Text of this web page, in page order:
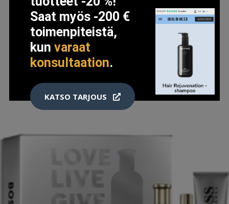
Saat myös -200 €
toimenpiteistä,
kunvaraat
konsultaation.
KATSO TARJOUS